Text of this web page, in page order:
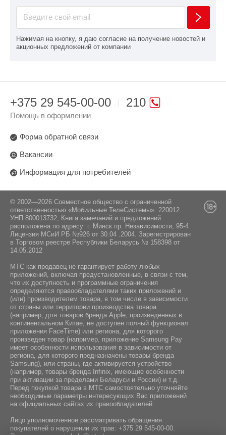
Нажимая на кнопку, я даю согласие на получение новостей и
акционных предложений от компании
210
+375 29 545-00-00
Помощь в оформлении
Форма обратной связи
Вакансии
Информация для потребителей
© 2002—2026 Совместное общество с ограниченной
ответственностью «Мобильные ТелеСистемы». 220012
УНП 800013732, Книга замечаний и предложений
расположена по адресу: г. Минск пр. Независимости, 95-4
Лицензия МСиИ РБ №926 от 30.04 .2004. Зарегистрирован
в Торговом реестре Республики Беларусь № 158398 от
14.05.2012
МТС как продавец не гарантирует работу любых
приложений, включая предустановленные, в связи с тем,
что их доступность и программные ограничения
определяются правообладателями таких приложений и
(или) производителем товара, в том числе в зависимости
от страны или территории производства товара
(например, для товаров бренда Apple, произведенных в
континентальном Китае, не доступен полный функционал
приложения FaceTime) или региона, для которого
произведен товар (например, приложение Samsung Pay
имеет особенности использования в зависимости от
региона, для которого предназначены товары бренда
Samsung), или страны, где активируется устройство
(например, товары бренда Infiniх, имеющие особенности
при активации за пределами Беларуси и России) и т.д.
Перед покупкой товара в МТС самостоятельно уточняйте
необходимые параметры интересующих Вас приложений
на официальных сайтах их правообладателей
Лицо уполномоченное рассматривать обращения
покупателей о нарушении их прав: +375 29 545-00-00.